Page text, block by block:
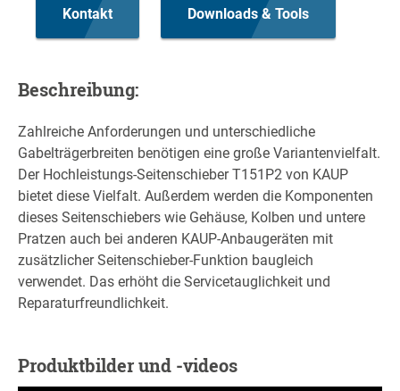
Kontakt Downloads & Tools
Beschreibung:
Zahlreiche Anforderungen und unterschiedliche
Gabelträgerbreiten benötigen eine große Variantenvielfalt.
Der Hochleistungs-Seitenschieber T151P2 von KAUP
bietet diese Vielfalt. Außerdem werden die Komponenten
dieses Seitenschiebers wie Gehäuse, Kolben und untere
Pratzen auch bei anderen KAUP-Anbaugeräten mit
zusätzlicher Seitenschieber-Funktion baugleich
verwendet. Das erhöht die Servicetauglichkeit und
Reparaturfreundlichkeit.
Produktbilder und -videos